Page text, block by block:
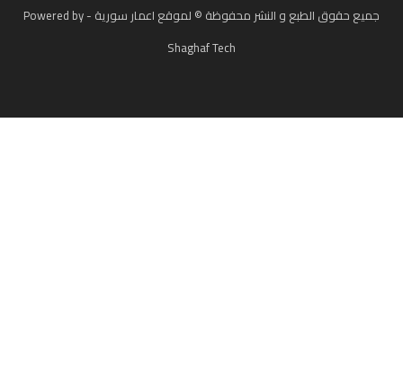
جميع حقوق الطبع و النشر محفوظة © لموقع اعمار سورية - Powered by
Shaghaf Tech